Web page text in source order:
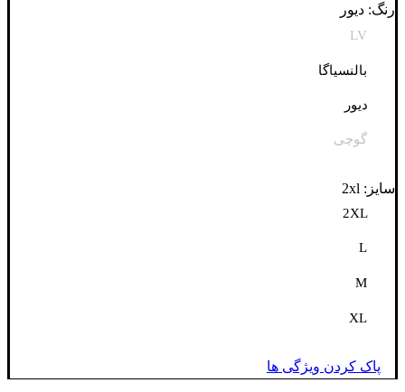
رنگ: دیور
LV
بالنسیاگا
دیور
گوچی
سایز: 2xl
2XL
L
M
XL
پاک کردن ویژگی ها